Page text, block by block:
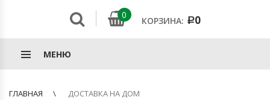
0
КОРЗИНА: Р0
МЕНЮ
ГЛАВНАЯ ДОСТАВКА НА ДОМ